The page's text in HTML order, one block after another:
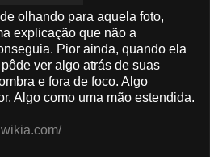
olhando para aquela foto,
explicação que não a
Pior ainda, quando ela
ver algo atrás de suas
e fora de foco. Algo
Algo como uma mão estendida.